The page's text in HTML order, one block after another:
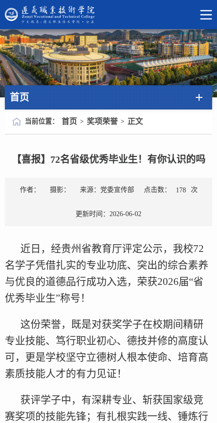
首页
当前位置： 首页 > 奖项荣誉 > 正文
【喜报】72名省级优秀毕业生！有你认识的吗
作者： 摄影： 来源：党委宣传部 点击数： 178 次
更新时间：2026-06-02
近日，经贵州省教育厅评定公示，我校72
名学子凭借扎实的专业功底、突出的综合素养
与优良的道德品行成功入选，荣获2026届“省
优秀毕业生”称号！
这份荣誉，既是对获奖学子在校期间精研
专业技能、笃行职业初心、德技并修的高度认
可，更是学校坚守立德树人根本使命、培育高
素质技能人才的有力见证！
获评学子中，有深耕专业、斩获国家级竞
赛奖项的技能先锋；有扎根实践一线、锤炼行